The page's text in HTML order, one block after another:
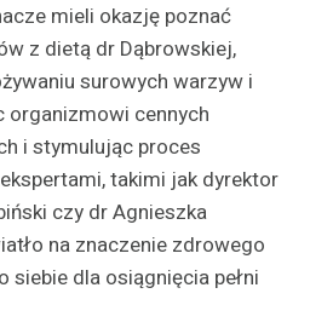
mieli okazję poznać
z dietą dr Dąbrowskiej,
surowych warzyw i
cennych
i stymulując proces
takimi jak dyrektor
czy dr Agnieszka
na znaczenie zdrowego
siebie dla osiągnięcia pełni